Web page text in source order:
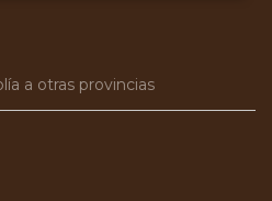
a otras provincias